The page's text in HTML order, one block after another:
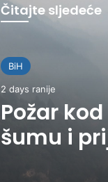
Čitajte sljedeće
BiH
2 days ranije
Požar
šumu i